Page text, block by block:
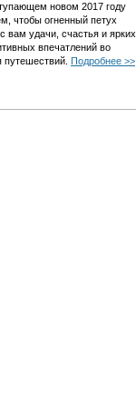
новом 2017 году
чтобы огненный петух
вам удачи, счастья и ярких
впечатлений во
путешествий. Подробнее >>